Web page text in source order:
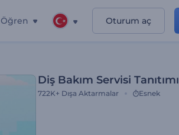
Öğren Oturum aç
Diş Bakım Servisi Tanıtımı
722K+ Dışa Aktarmalar Esnek